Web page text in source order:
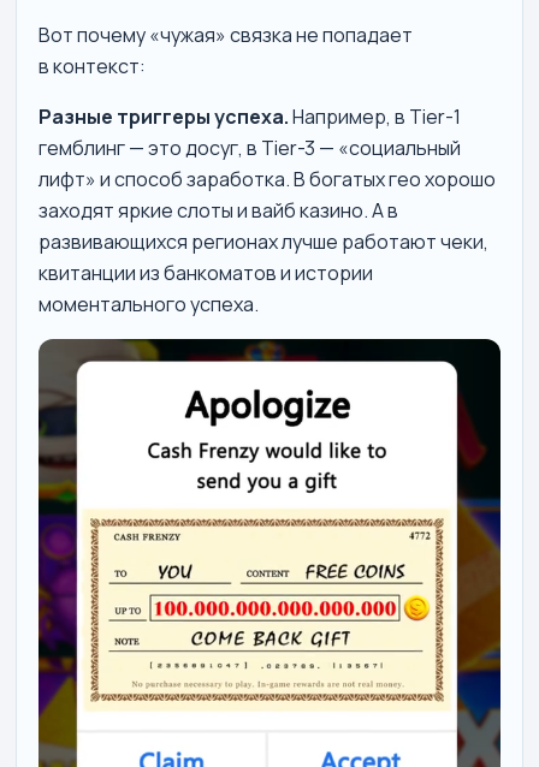
Вот почему «чужая» связка не попадает
в контекст:
Разные триггеры успеха.Например, в Tier-1
гемблинг — это досуг, в Tier-3 — «социальный
лифт» и способ заработка. В богатых гео хорошо
заходят яркие слоты и вайб казино. А в
развивающихся регионах лучше работают чеки,
квитанции из банкоматов и истории
моментального успеха.